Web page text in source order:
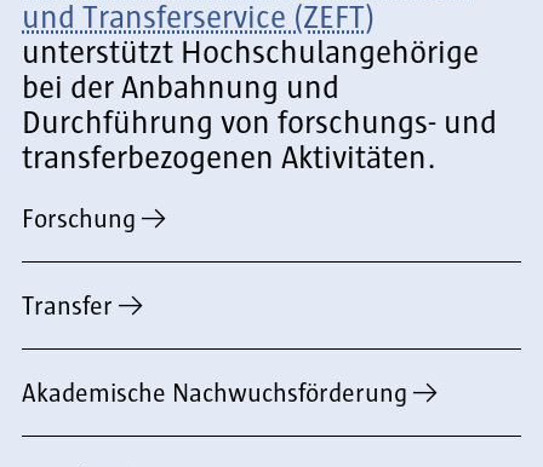
und Transferservice (ZEFT)
unterstützt Hochschulangehörige
bei der Anbahnung und
Durchführung von forschungs- und
transferbezogenen Aktivitäten.
Forschung
Transfer
Akademische Nachwuchsförderung